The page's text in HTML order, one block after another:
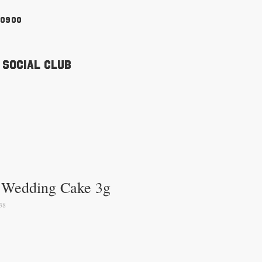
Social Club
Cake 3g